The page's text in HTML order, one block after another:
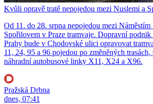
Kvůli opravě tratě nepojedou mezi Nuslemi a
Od 11. do 28. srpna nepojedou mezi
Spořilovem v Praze tramvaje. Dopravní podnik
Prahy bude v Chodovské ulici opravovat
11, 24, 95 a 96 pojedou po změněných
náhradní autobusové linky X11, X24 a X96.
Pražská Drbna
dnes, 07:41